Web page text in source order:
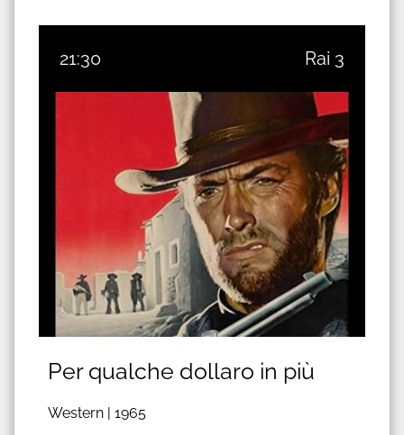
21:30 Rai 3
Per qualche dollaro in più
Western | 1965